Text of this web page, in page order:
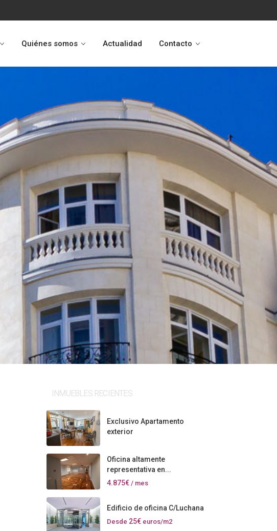
Quiénes somos Actualidad Contacto
INMUEBLES RECIENTES
Exclusivo Apartamento
exterior
Oficina altamente
representativa en...
4.875€ / mes
Edificio de oficina C/Luchana
Desde 25€ euros/m2